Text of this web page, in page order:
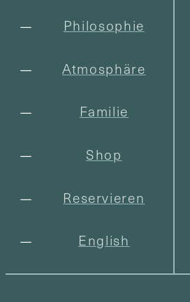
Philosophie
Atmosphäre
Familie
Shop
Reservieren
English